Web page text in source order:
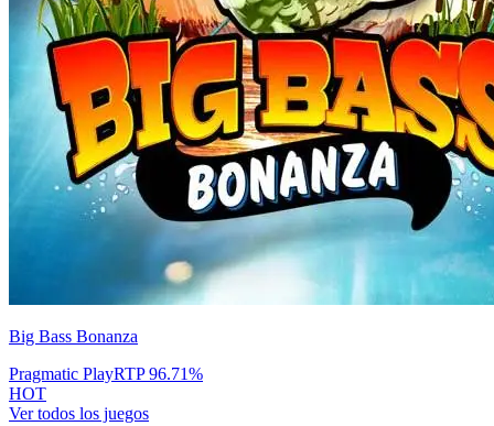
Big Bass Bonanza
Pragmatic PlayRTP96.71%
HOT
Ver todos los juegos